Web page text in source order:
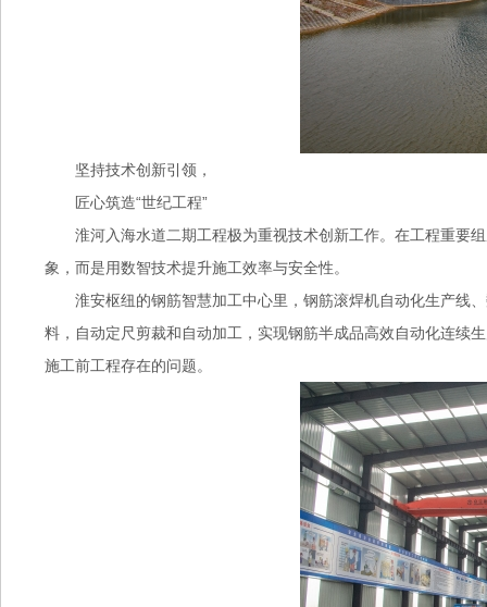
坚持技术创新引领，
匠心筑造“世纪工程”
淮河入海水道二期工程极为重视技术创新工作。在工程重要
象，而是用数智技术提升施工效率与安全性。
淮安枢纽的钢筋智慧加工中心里，钢筋滚焊机自动化生产线
料，自动定尺剪裁和自动加工，实现钢筋半成品高效自动化连续
施工前工程存在的问题。